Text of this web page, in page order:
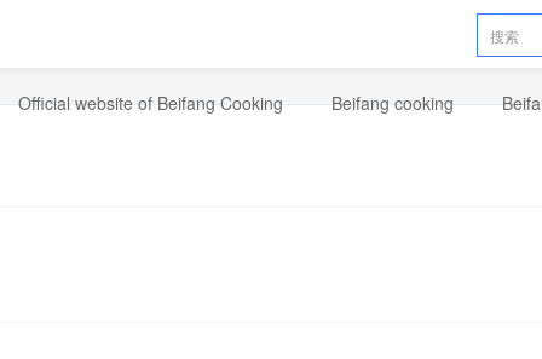
Official website of Beifang Cooking Beifang cooking